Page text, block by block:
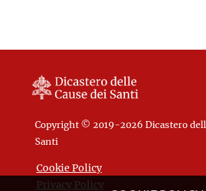
Copyright © 2019-2026 Dicastero
Santi
Cookie Policy
Privacy Policy